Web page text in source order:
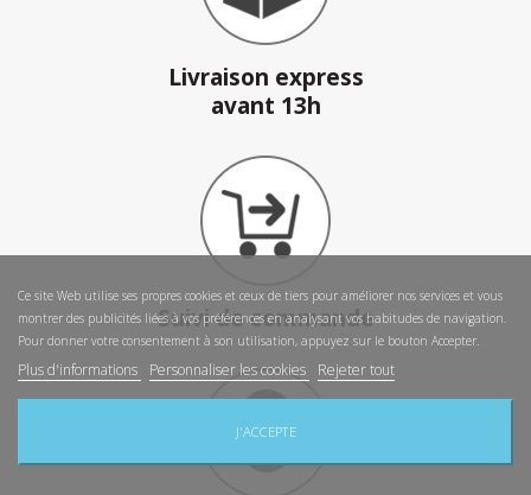
Livraison express
avant 13h
Suivi de commande
Ce site Web utilise ses propres cookies et ceux de tiers pour améliorer nos services et vous
montrer des publicités liées à vos préférences en analysant vos habitudes de navigation.
Pour donner votre consentement à son utilisation, appuyez sur le bouton Accepter.
Plus d'informations Personnaliser les cookies Rejeter tout
J'ACCEPTE